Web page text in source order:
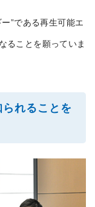
”である再生可能エ
ることを願っていま
れることを